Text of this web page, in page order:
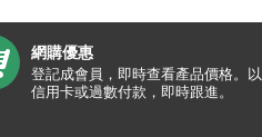
網購優惠
登記成會員，即時查看產品價格。以
信用卡或過數付款，即時跟進。